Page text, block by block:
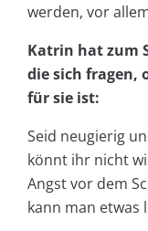
werden, vor
Katrin hat zum
die sich fragen,
für sie ist:
Seid neugierig
könnt ihr nicht
Angst vor dem
kann man etwas